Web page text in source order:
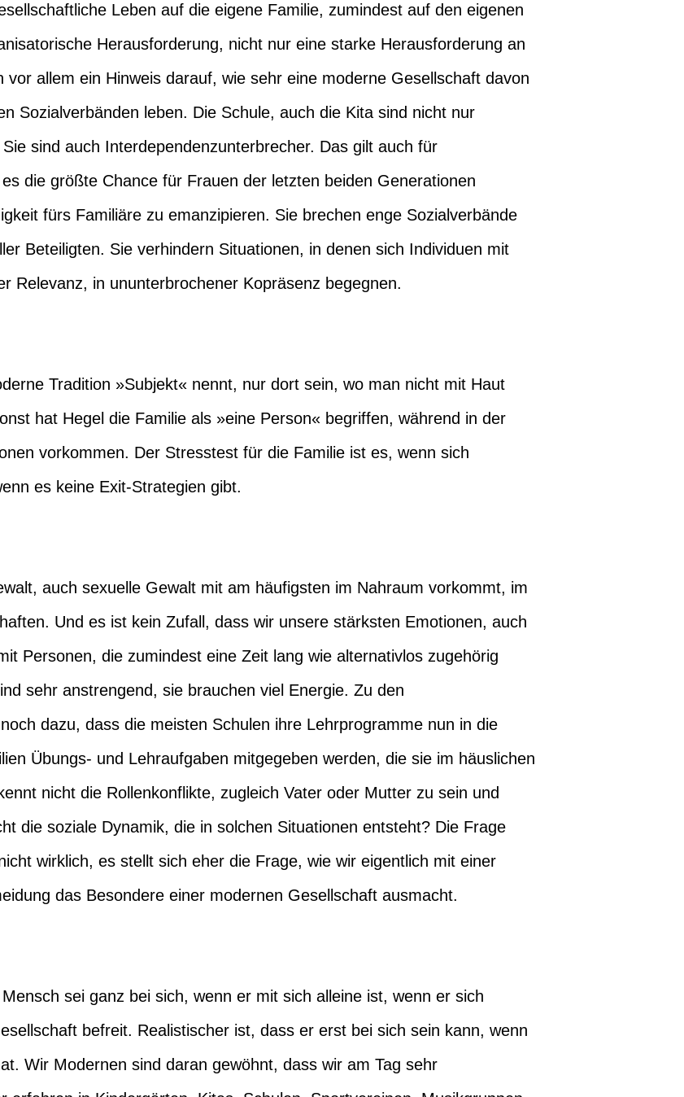
Leben auf die eigene Familie, zumindest auf den eigenen
Herausforderung, nicht nur eine starke Herausforderung an
vor allem ein Hinweis darauf, wie sehr eine moderne Gesellschaft davon
Sozialverbänden leben. Die Schule, auch die Kita sind nicht nur
sind auch Interdependenzunterbrecher. Das gilt auch für
die größte Chance für Frauen der letzten beiden Generationen
fürs Familiäre zu emanzipieren. Sie brechen enge Sozialverbände
Beteiligten. Sie verhindern Situationen, in denen sich Individuen mit
Relevanz, in ununterbrochener Kopräsenz begegnen.
Tradition »Subjekt« nennt, nur dort sein, wo man nicht mit Haut
hat Hegel die Familie als »eine Person« begriffen, während in der
vorkommen. Der Stresstest für die Familie ist es, wenn sich
es keine Exit-Strategien gibt.
auch sexuelle Gewalt mit am häufigsten im Nahraum vorkommt, im
Und es ist kein Zufall, dass wir unsere stärksten Emotionen, auch
Personen, die zumindest eine Zeit lang wie alternativlos zugehörig
sehr anstrengend, sie brauchen viel Energie. Zu den
dazu, dass die meisten Schulen ihre Lehrprogramme nun in die
Übungs- und Lehraufgaben mitgegeben werden, die sie im häuslichen
nicht die Rollenkonflikte, zugleich Vater oder Mutter zu sein und
die soziale Dynamik, die in solchen Situationen entsteht? Die Frage
wirklich, es stellt sich eher die Frage, wie wir eigentlich mit einer
das Besondere einer modernen Gesellschaft ausmacht.
sei ganz bei sich, wenn er mit sich alleine ist, wenn er sich
befreit. Realistischer ist, dass er erst bei sich sein kann, wenn
Wir Modernen sind daran gewöhnt, dass wir am Tag sehr